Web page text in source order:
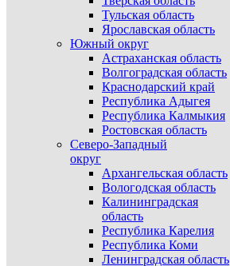
Тульская область
Ярославская область
Южный округ
Астраханская область
Волгоградская область
Краснодарский край
Республика Адыгея
Республика Калмыкия
Ростовская область
Северо-Западный
округ
Архангельская область
Вологодская область
Калининградская
область
Республика Карелия
Республика Коми
Ленинградская область